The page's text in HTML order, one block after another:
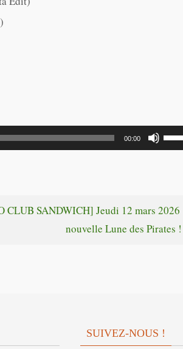
00:00
les
pour
CLUB SANDWICH] Jeudi 12 mars 2026
nouvelle Lune des Pirates !
SUIVEZ-NOUS !